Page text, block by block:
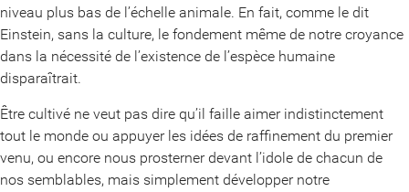
niveau plus bas de l’échelle animale. En fait, comme le dit
Einstein, sans la culture, le fondement même de notre croyance
dans la nécessité de l’existence de l’espèce humaine
disparaîtrait.
Être cultivé ne veut pas dire qu’il faille aimer indistinctement
tout le monde ou appuyer les idées de raffinement du premier
venu, ou encore nous prosterner devant l’idole de chacun de
nos semblables, mais simplement développer notre